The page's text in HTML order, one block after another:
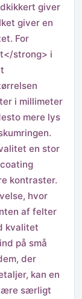
giver
giver en
For
strong> i
i millimeter
mere lys
en stor
kontraster.
hvor
af felter
kvalitet
på små
der
kan en
særligt